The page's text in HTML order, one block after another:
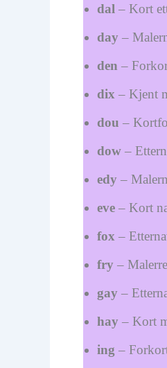
dal– Kort
day–
den –
dix– Kjent
dou –
dow–
edy–
eve– Kort
fox–
fry–
gay–
hay– Kort
ing –